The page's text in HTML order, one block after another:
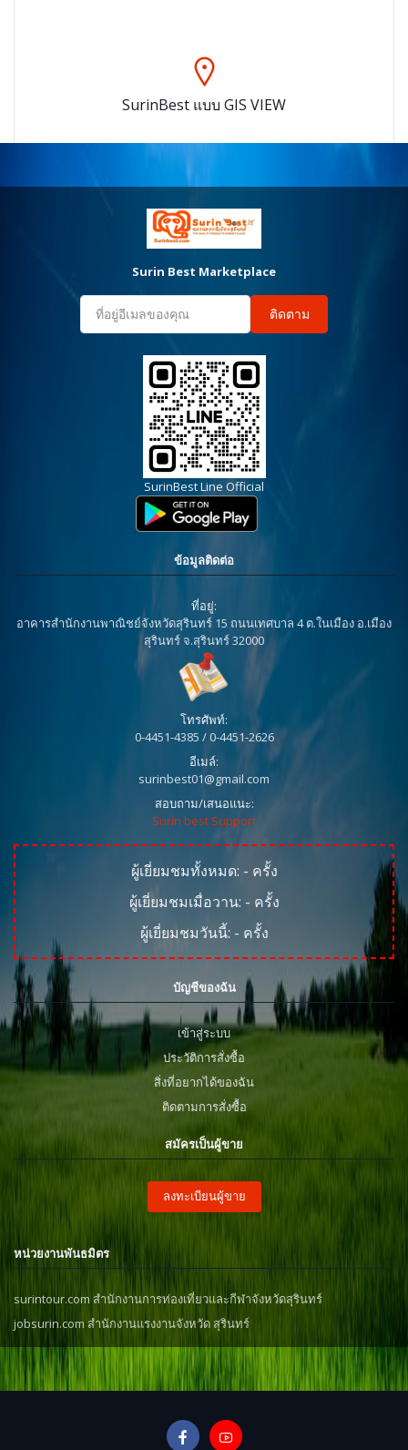
SurinBest แบบ GIS VIEW
Surin Best Marketplace
ติดตาม
SurinBest Line Official
ข้อมูลติดต่อ
ที่อยู่:
อาคารสำนักงานพาณิชย์จังหวัดสุรินทร์ 15 ถนนเทศบาล 4 ต.ในเมือง อ.เมือง
สุรินทร์ จ.สุรินทร์ 32000
โทรศัพท์:
0-4451-4385 / 0-4451-2626
อีเมล์:
surinbest01@gmail.com
สอบถาม/เสนอแนะ:
Surin best Support
ผู้เยี่ยมชมทั้งหมด: - ครั้ง
ผู้เยี่ยมชมเมื่อวาน: - ครั้ง
ผู้เยี่ยมชมวันนี้: - ครั้ง
บัญชีของฉัน
เข้าสู่ระบบ
ประวัติการสั่งซื้อ
สิ่งที่อยากได้ของฉัน
ติดตามการสั่งซื้อ
สมัครเป็นผู้ขาย
ลงทะเบียนผู้ขาย
หน่วยงานพันธมิตร
surintour.com สำนักงานการท่องเที่ยวและกีฬาจังหวัดสุรินทร์
jobsurin.com สำนักงานแรงงานจังหวัด สุรินทร์